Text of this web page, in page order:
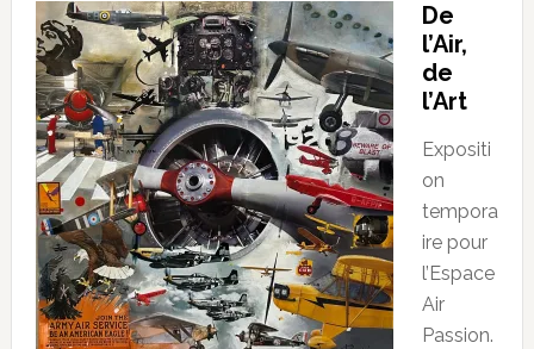
De
l’Air,
de
l’Art
Expositi
on
tempora
ire pour
l’Espace
Air
Passion.